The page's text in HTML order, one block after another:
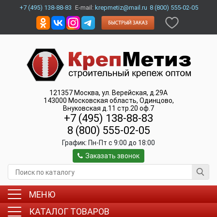
+7 (495) 138-88-83 E-mail: krepmetiz@mail.ru 8 (800) 555-02-05
121357 Москва, ул. Верейская, д.29А
143000 Московская область, Одинцово,
Внуковская д.11 стр.20 оф.7
+7 (495) 138-88-83
8 (800) 555-02-05
График: Пн-Пт c 9:00 до 18:00
Заказать звонок
МЕНЮ
КАТАЛОГ ТОВАРОВ